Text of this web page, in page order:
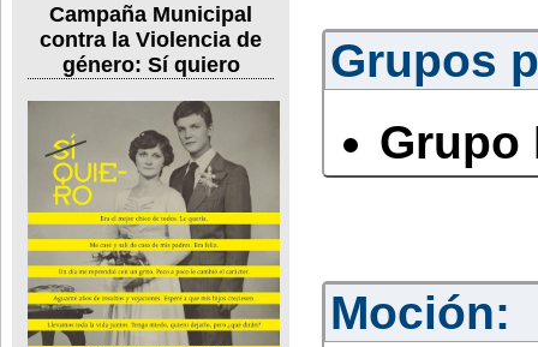
Campaña Municipal
contra la Violencia de
género: Sí quiero
Grupos
Grupo
Moción: